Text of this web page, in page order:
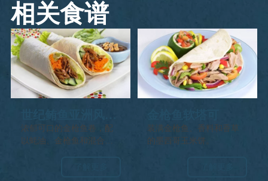
相关食谱
卷
浓郁可口的金枪鱼卷，配
以蚝油、金枪鱼和混合蔬
装满金枪鱼、香料和香草
的墨西哥玉米饼。